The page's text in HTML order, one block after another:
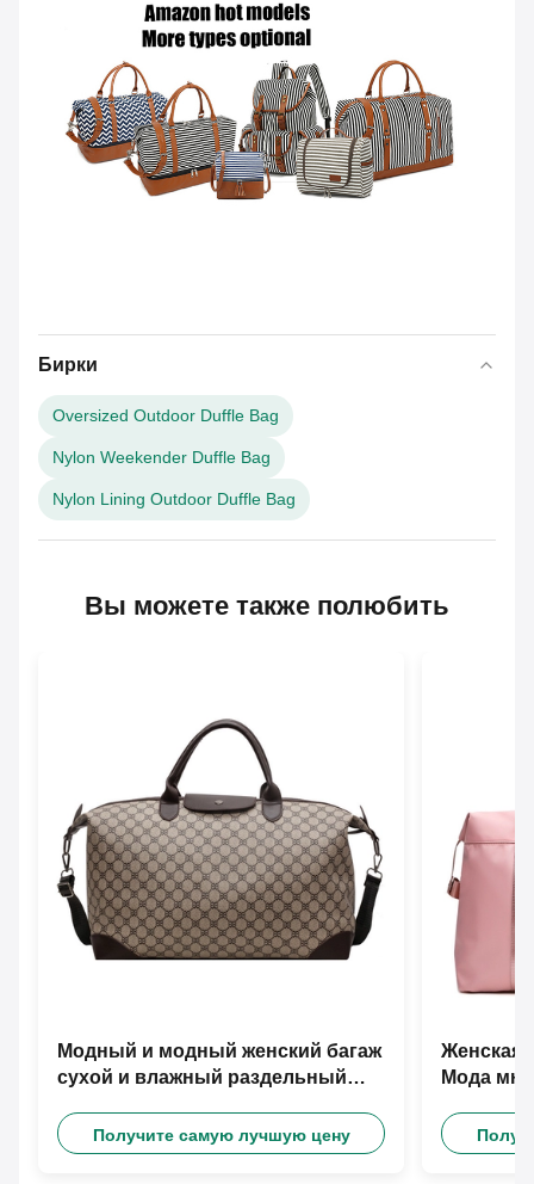
Бирки
Oversized Outdoor Duffle Bag
Nylon Weekender Duffle Bag
Nylon Lining Outdoor Duffle Bag
Вы можете также полюбить
Модный и модный женский багаж
сухой и влажный раздельный
Получите самую лучшую цену
Женская
Мода